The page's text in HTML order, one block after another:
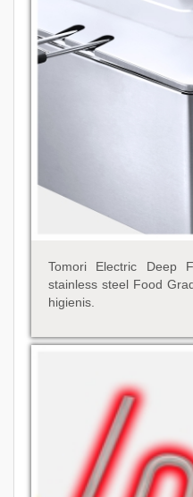
Tomori Electric Deep
stainless steel Food
higienis.